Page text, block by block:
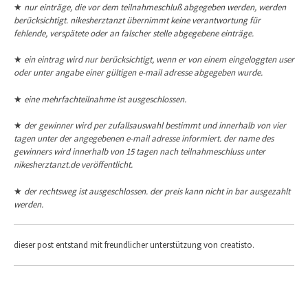
★ nur einträge, die vor dem teilnahmeschluß abgegeben werden, werden
berücksichtigt. nikesherztanzt übernimmt keine verantwortung für
fehlende, verspätete oder an falscher stelle abgegebene einträge.
★ ein eintrag wird nur berücksichtigt, wenn er von einem eingeloggten user
oder unter angabe einer gültigen e-mail adresse abgegeben wurde.
★ eine mehrfachteilnahme ist ausgeschlossen.
★ der gewinner wird per zufallsauswahl bestimmt und innerhalb von vier
tagen unter der angegebenen e-mail adresse informiert. der name des
gewinners wird innerhalb von 15 tagen nach teilnahmeschluss unter
nikesherztanzt.de veröffentlicht.
★ der rechtsweg ist ausgeschlossen. der preis kann nicht in bar ausgezahlt
werden.
dieser post entstand mit freundlicher unterstützung von creatisto.